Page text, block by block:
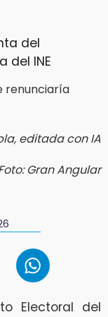
del
del INE
editada con IA
Gran Angular
Electoral del